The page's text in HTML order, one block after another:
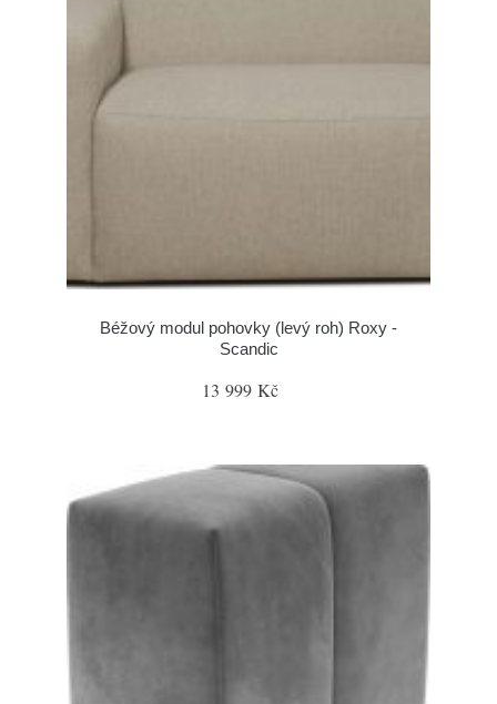
Béžový modul pohovky (levý roh) Roxy -
Scandic
13 999 Kč